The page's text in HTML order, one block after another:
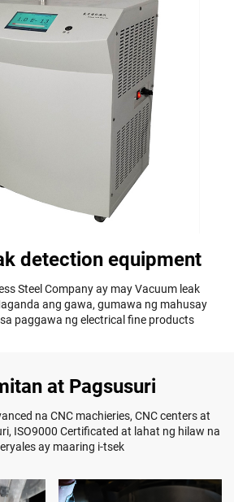
detection equipment
Steel Company ay may Vacuum leak
ang gawa, gumawa ng mahusay
paggawa ng electrical fine products
at Pagsusuri
na CNC machieries, CNC centers at
ISO9000 Certificated at lahat ng hilaw na
ay maaring i-tsek